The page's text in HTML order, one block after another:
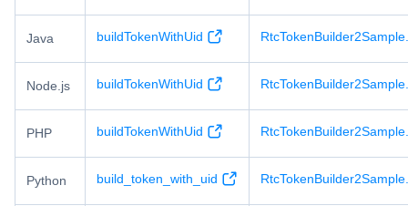
拓展 SDK 能力，打造更具个性化的音视频互动效果
使用录制、推流、拉流等服务丰富互动体验
输入在线媒体流
云端转码 RTMP 网关
RTC 服务端 SDK
Java buildTokenWithUid
Node.js buildTokenWithUid
PHP buildTokenWithUid
Python build_token_with_uid